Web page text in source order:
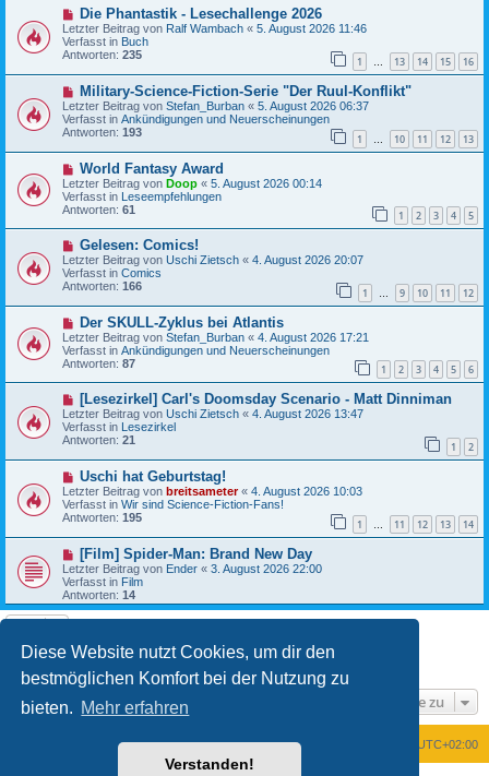
Diese Website nutzt Cookies, um dir den
bestmöglichen Komfort bei der Nutzung zu
bieten. Mehr erfahren
Verstanden!
a
g
B
e
i
t
a
g
N
e
u
e
B
i
t
r
g
Die Phantastik - Lesechallenge 2026
Letzter Beitrag von Ralf Wambach « 5. August 2026 11:46
Verfasst in Buch
Antworten: 235 1 … 13 14 15 16
N
e
u
e
r
B
e
i
t
r
g
Military-Science-Fiction-Serie "Der Ruul-Konflikt"
Letzter Beitrag von Stefan_Burban « 5. August 2026 06:37
Verfasst in Ankündigungen und Neuerscheinungen
Antworten: 193 1 … 10 11 12 13
N
e
u
e
r
B
e
i
t
r
g
World Fantasy Award
Letzter Beitrag von Doop « 5. August 2026 00:14
Verfasst in Leseempfehlungen
Antworten: 61 1 2 3 4 5
N
e
u
e
r
B
e
i
t
r
g
Gelesen: Comics!
Letzter Beitrag von Uschi Zietsch « 4. August 2026 20:07
Verfasst in Comics
Antworten: 166 1 … 9 10 11 12
N
e
u
e
r
B
i
t
r
g
Der SKULL-Zyklus bei Atlantis
Letzter Beitrag von Stefan_Burban « 4. August 2026 17:21
Verfasst in Ankündigungen und Neuerscheinungen
Antworten: 87 1 2 3 4 5 6
N
e
u
e
B
e
i
t
r
g
[Lesezirkel] Carl's Doomsday Scenario - Matt Dinniman
Letzter Beitrag von Uschi Zietsch « 4. August 2026 13:47
Verfasst in Lesezirkel
Antworten: 21 1 2
N
e
u
e
r
B
e
i
t
r
a
g
Uschi hat Geburtstag!
Letzter Beitrag von breitsameter« 4. August 2026 10:03
Verfasst in Wir sind Science-Fiction-Fans!
Antworten: 195 1 … 11 12 13 14
N
e
u
e
r
B
t
r
a
[Film] Spider-Man: Brand New Day
Letzter Beitrag von Ender « 3. August 2026 22:00
Verfasst in Film
Antworten: 14
Die Suche ergab 25 Treffer 1 2
Gehe zu
Foren-Übersicht UTC+02:00